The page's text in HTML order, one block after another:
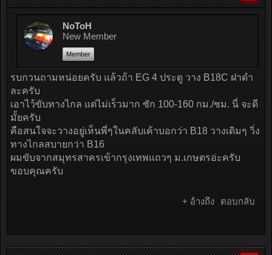
NoToH
New Member
Member
รบกวนถามหน่อยครับ แล้วถ้า EG 4 ประตู วาง B18C ฝาดำ
ละครับ
เอาไว้ขับทางไกล แต่ไม่เร็วมาก ซัก 100-160 กม./ชม. นี่ จะดี
มั้ยครับ
คือสนใจจะวางอยู่เห็นพี่ๆในคลับเค้าบอกว่า B18 วางเดิมๆ วิ่ง
ทางไกลสบายกว่า B16
ผมขับจากสมุทรสาครเข้ากรุงเทพแถวๆ ม.เกษตรอ่ะครับ
ขอบคุณครับ
+ อ้างถึง ตอบกลับ